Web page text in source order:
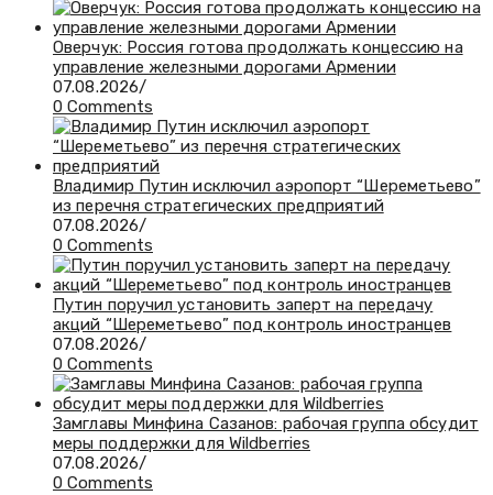
Оверчук: Россия готова продолжать концессию на
управление железными дорогами Армении
07.08.2026/
0 Comments
Владимир Путин исключил аэропорт “Шереметьево”
из перечня стратегических предприятий
07.08.2026/
0 Comments
Путин поручил установить заперт на передачу
акций “Шереметьево” под контроль иностранцев
07.08.2026/
0 Comments
Замглавы Минфина Сазанов: рабочая группа обсудит
меры поддержки для Wildberries
07.08.2026/
0 Comments